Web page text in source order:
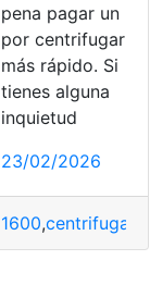
pena pagar un
por centrifugar
más rápido. Si
tienes alguna
inquietud
23/02/2026
1600,centrifugar